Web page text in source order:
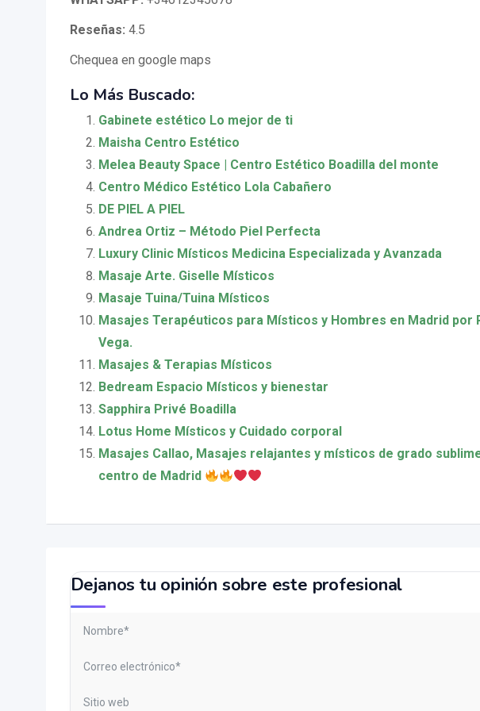
Reseñas: 4.5
Chequea en google maps
Lo Más Buscado:
Gabinete estético Lo mejor de ti
Maisha Centro Estético
Melea Beauty Space | Centro Estético Boadilla del monte
Centro Médico Estético Lola Cabañero
DE PIEL A PIEL
Andrea Ortiz – Método Piel Perfecta
Luxury Clinic Místicos Medicina Especializada y Avanzada
Masaje Arte. Giselle Místicos
Masaje Tuina/Tuina Místicos
Masajes Terapéuticos para Místicos y Hombres en Madrid por
Vega.
Masajes & Terapias Místicos
Bedream Espacio Místicos y bienestar
Sapphira Privé Boadilla
Lotus Home Místicos y Cuidado corporal
Masajes Callao, Masajes relajantes y místicos de grado
centro de Madrid
Dejanos tu opinión sobre este profesional